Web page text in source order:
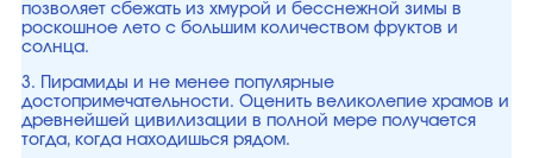
позволяет сбежать из хмурой и бесснежной зимы в
роскошное лето с большим количеством фруктов и
солнца.
3. Пирамиды и не менее популярные
достопримечательности. Оценить великолепие храмов и
древнейшей цивилизации в полной мере получается
тогда, когда находишься рядом.